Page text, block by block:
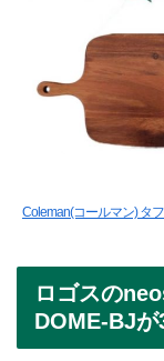
Coleman(コールマン) タ
ロゴスの
DOME-BJが